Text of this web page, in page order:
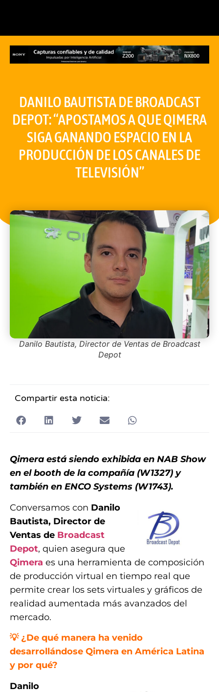
DANILO BAUTISTA DE BROADCAST
DEPOT: “APOSTAMOS A QUE QIMERA
SIGA GANANDO ESPACIO EN LA
PRODUCCIÓN DE LOS CANALES DE
TELEVISIÓN”
Danilo Bautista, Director de Ventas de Broadcast
Depot
Compartir esta noticia:
Qimera está siendo exhibida en NAB Show
en el booth de la compañía (W1327) y
también en ENCO Systems (W1743).
Conversamos con Danilo
Bautista, Director de
Ventas de Broadcast
Depot, quien asegura que
Qimera es una herramienta de composición
de producción virtual en tiempo real que
permite crear los sets virtuales y gráficos de
realidad aumentada más avanzados del
mercado.
💡 ¿De qué manera ha venido
desarrollándose Qimera en América Latina
y por qué?
Danilo